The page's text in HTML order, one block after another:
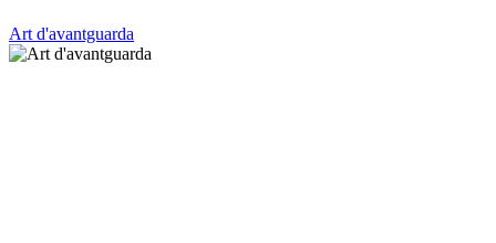
Art d'avantguarda